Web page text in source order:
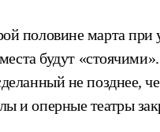
половине марта
будут «стоячими».
не позднее,
и оперные театры